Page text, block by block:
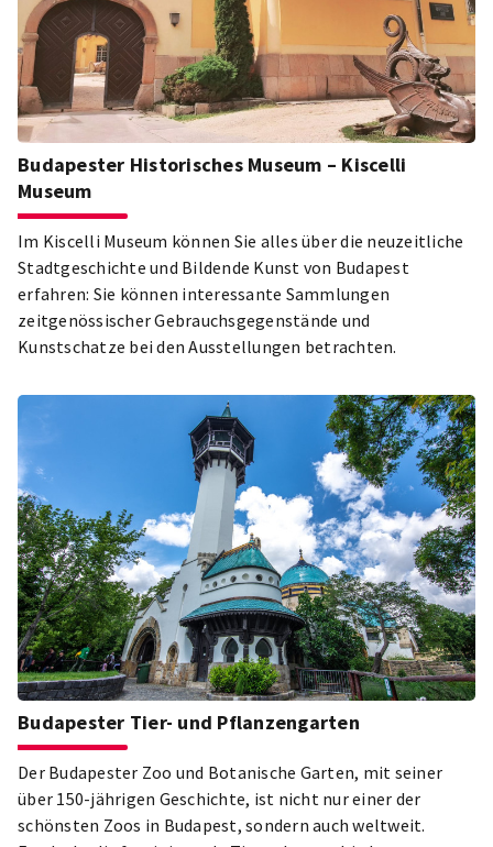
Budapester Historisches Museum – Kiscelli
Museum
Im Kiscelli Museum können Sie alles über die neuzeitliche
Stadtgeschichte und Bildende Kunst von Budapest
erfahren: Sie können interessante Sammlungen
zeitgenössischer Gebrauchsgegenstände und
Kunstschatze bei den Ausstellungen betrachten.
Budapester Tier- und Pflanzengarten
Der Budapester Zoo und Botanische Garten, mit seiner
über 150-jährigen Geschichte, ist nicht nur einer der
schönsten Zoos in Budapest, sondern auch weltweit.